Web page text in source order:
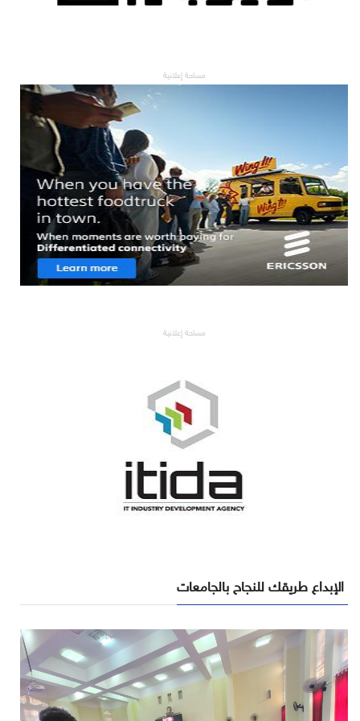
مساحة إعلانية
مساحة إعلانية
الإبداع طريقك للنجاح بالجامعات